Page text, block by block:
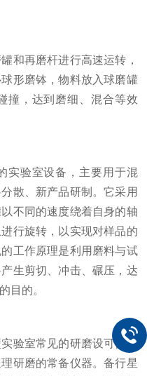
再磨杆进行高速运转，
形磨钵，物料放入球磨罐
撞，达到磨细、混合等效
验室设备，主要用于混
散、新产品研制。它采用
不同的速度绕着自身的轴
行旋转，以实现对样品的
工作原理是利用磨料与试
生剪切、冲击、碾压，达
目的。
室常见的研磨设可快速
研磨的常备仪器。备行星